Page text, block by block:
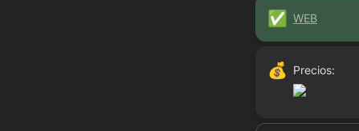
✅ WEB
💰 Precios: